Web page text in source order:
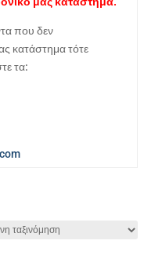
που δεν
κατάστημα τότε
τα: